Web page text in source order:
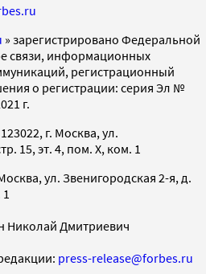
» зарегистрировано Федеральной
связи, информационных
регистрационный
о регистрации: серия Эл №
г.
г. Москва, ул.
15, эт. 4, пом. X, ком. 1
ул. Звенигородская 2-я, д.
Николай Дмитриевич
press-release@forbes.ru